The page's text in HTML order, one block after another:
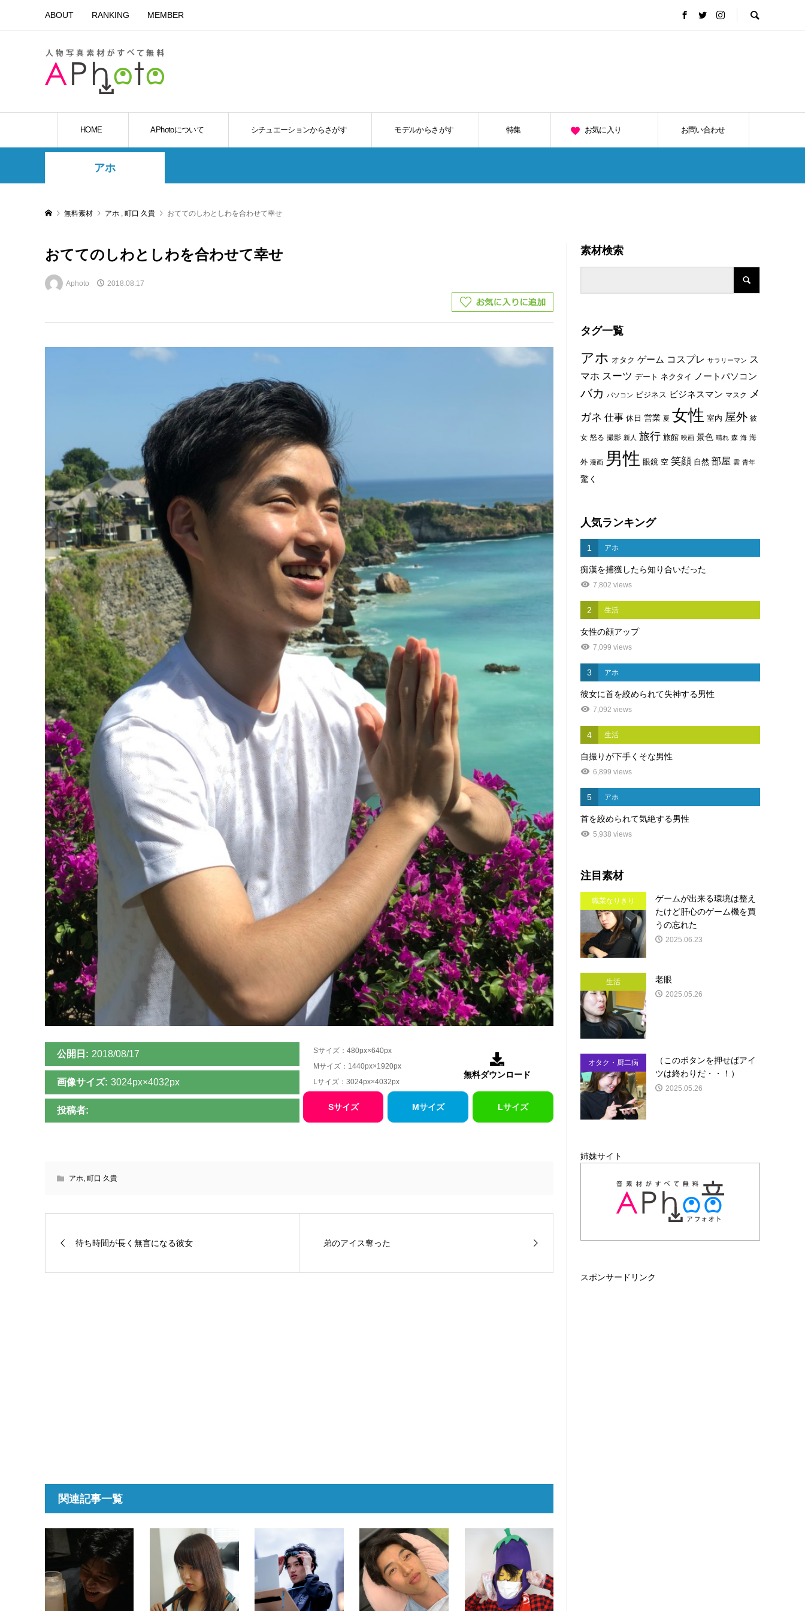
ABOUT RANKING MEMBER
HOME APhotoについて シチュエーションからさがす モデルからさがす 特集 お気に入り お問い合わせ
アホ
無料素材 アホ , 町口 久貴 おててのしわとしわを合わせて幸せ
おててのしわとしわを合わせて幸せ
Aphoto 2018.08.17
公開日: 2018/08/17
画像サイズ: 3024px×4032px
投稿者:
Sサイズ：480px×640px
Mサイズ：1440px×1920px
Lサイズ：3024px×4032px

無料ダウンロード
Sサイズ Mサイズ Lサイズ
アホ, 町口 久貴
待ち時間が長く無言になる彼女 弟のアイス奪った
関連記事一覧
素材検索
タグ一覧
アホ オタク ゲーム コスプレ サラリーマン ス
マホ スーツ デート ネクタイ ノートパソコン
バカ パソコン ビジネス ビジネスマン マスク メ
ガネ 仕事 休日 営業 夏 女性 室内 屋外 彼
女 怒る 撮影 新人 旅行 旅館 映画 景色 晴れ 森 海 海
外 漫画 男性 眼鏡 空 笑顔 自然 部屋 雲 青年
驚く
人気ランキング
1 アホ
痴漢を捕獲したら知り合いだった
7,802 views
2 生活
女性の顔アップ
7,099 views
3 アホ
彼女に首を絞められて失神する男性
7,092 views
4 生活
自撮りが下手くそな男性
6,899 views
5 アホ
首を絞められて気絶する男性
5,938 views
注目素材
職業なりきり
ゲームが出来る環境は整え
たけど肝心のゲーム機を買
うの忘れた
2025.06.23
生活 老眼
2025.05.26
オタク・厨二病
（このボタンを押せばアイ
ツは終わりだ・・！）
2025.05.26
姉妹サイト
スポンサードリンク